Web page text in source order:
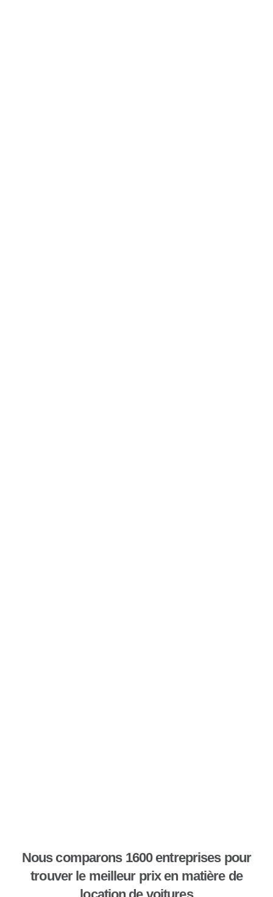
Nous comparons 1600 entreprises pour
trouver le meilleur prix en matière de
location de voitures